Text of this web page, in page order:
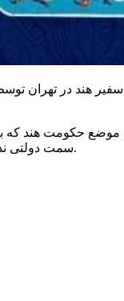
هند در تهران
موضع حکومت هند که
سمت دولتی نداشته و فقط جایگاه حزبی داشته و از این جایگاه هم اخراج شده است.